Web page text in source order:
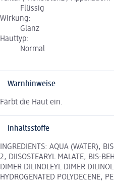
Flüssig
Wirkung:
Glanz
Hauttyp:
Normal
Warnhinweise
Färbt die Haut ein.
Inhaltsstoffe
INGREDIENTS: AQUA (WATER),
2, DIISOSTEARYL MALATE, BIS-
DIMER DILINOLEYL DIMER
HYDROGENATED POLYDECENE,